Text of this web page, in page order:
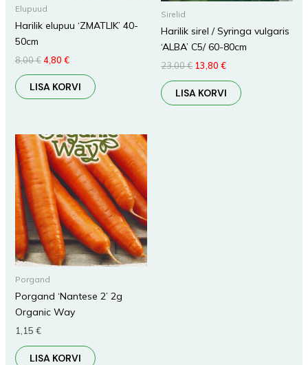
Elupuud
Harilik elupuu ‘ZMATLIK’ 40-
50cm
8,00€ 4,80 €
LISA KORVI
Sirelid
Harilik sirel / Syringa vulgaris
‘ALBA’ C5/ 60-80cm
23,00€ 13,80 €
LISA KORVI
Porgand
Porgand ‘Nantese 2’ 2g
Organic Way
1,15 €
LISA KORVI